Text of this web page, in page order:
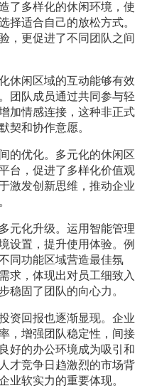
了多样化的休闲环境，使
择适合自己的放松方式。
，更促进了不同团队之间
休闲区域的互动能够有效
团队成员通过共同参与轻
加情感连接，这种非正式
契和协作意愿。
的优化。多元化的休闲区
台，促进了多样化价值观
激发创新思维，推动企业
元化升级。运用智能管理
设置，提升使用体验。例
同功能区域营造最佳氛
求，体现出对员工细致入
稳固了团队的向心力。
资回报也逐渐显现。企业
，增强团队稳定性，间接
好的办公环境成为吸引和
才竞争日趋激烈的市场背
业软实力的重要体现。